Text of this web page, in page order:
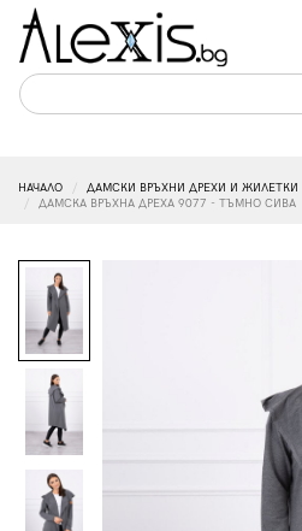
НАЧАЛО
ДАМСКИ ВРЪХНИ ДРЕХИ И ЖИЛЕТКИ
ДАМСКА ВРЪХНА ДРЕХА 9077 - ТЪМНО СИВА